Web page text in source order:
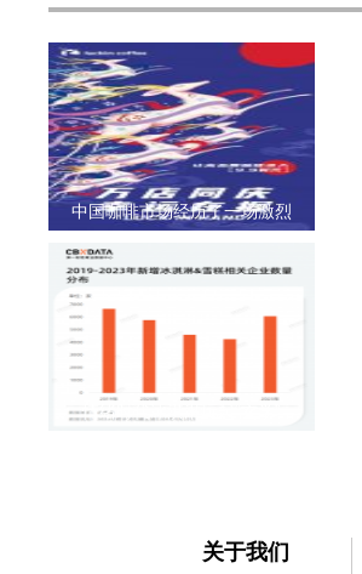
中国咖啡市场经历了一场激烈
情绪时代冰淇淋玩起“玄学”
关于我们